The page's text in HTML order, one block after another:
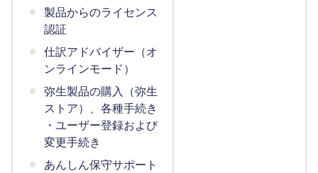
製品からのライセンス
認証
仕訳アドバイザー（オ
ンラインモード）
弥生製品の購入（弥生
ストア）、各種手続き
・ユーザー登録および
変更手続き
あんしん保守サポート